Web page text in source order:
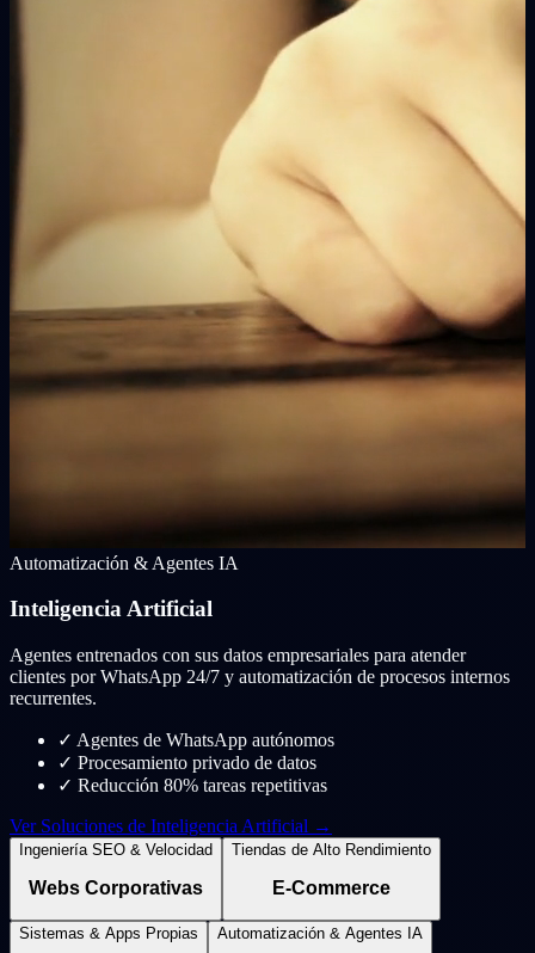
Automatización & Agentes IA
Inteligencia Artificial
Agentes entrenados con sus datos empresariales para atender
clientes por WhatsApp 24/7 y automatización de procesos internos
recurrentes.
✓ Agentes de WhatsApp autónomos
✓ Procesamiento privado de datos
✓ Reducción 80% tareas repetitivas
Ver Soluciones de Inteligencia Artificial →
Ingeniería SEO & Velocidad
Webs Corporativas
Tiendas de Alto Rendimiento
E-Commerce
Sistemas & Apps Propias Automatización & Agentes IA